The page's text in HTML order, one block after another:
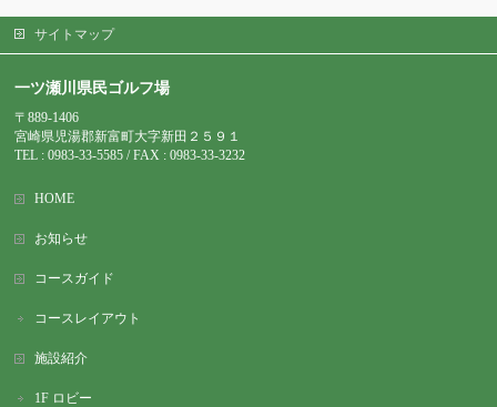
サイトマップ
一ツ瀬川県民ゴルフ場
〒889-1406
宮崎県児湯郡新富町大字新田２５９１
TEL : 0983-33-5585 / FAX : 0983-33-3232
HOME
お知らせ
コースガイド
コースレイアウト
施設紹介
1F ロビー